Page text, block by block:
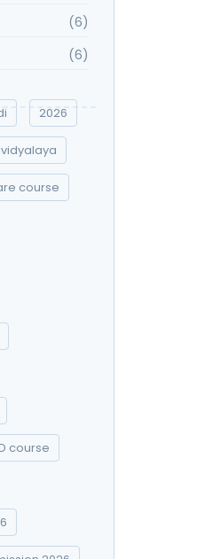
(6)
(6)
2026
course
course